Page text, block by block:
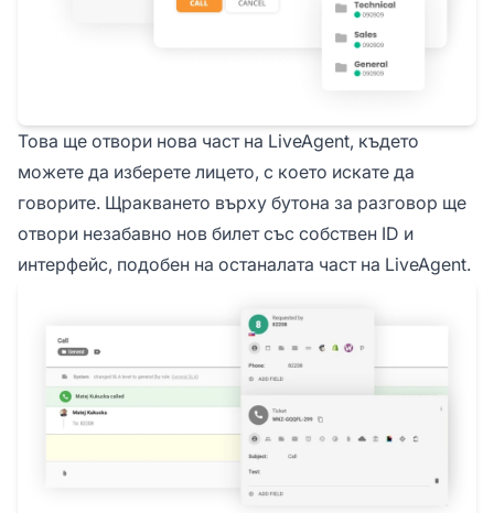
Това ще отвори нова част на LiveAgent, където
можете да изберете лицето, с което искате да
говорите. Щракването върху бутона за разговор ще
отвори незабавно нов билет със собствен ID и
интерфейс, подобен на останалата част на LiveAgent.